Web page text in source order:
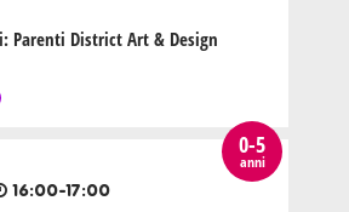
Parenti District Art & Design
0-5
anni
16:00-17:00